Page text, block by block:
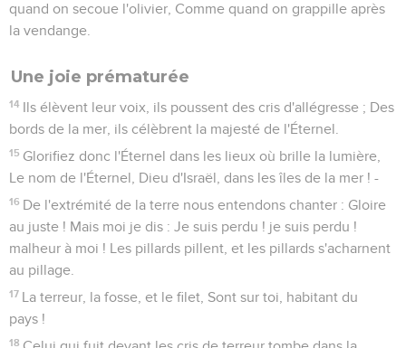
quand on secoue l'olivier, Comme quand on grappille après
la vendange.
Une joie prématurée
14 Ils élèvent leur voix, ils poussent des cris d'allégresse ; Des
bords de la mer, ils célèbrent la majesté de l'Éternel.
15 Glorifiez donc l'Éternel dans les lieux où brille la lumière,
Le nom de l'Éternel, Dieu d'Israël, dans les îles de la mer ! -
16 De l'extrémité de la terre nous entendons chanter : Gloire
au juste ! Mais moi je dis : Je suis perdu ! je suis perdu !
malheur à moi ! Les pillards pillent, et les pillards s'acharnent
au pillage.
17 La terreur, la fosse, et le filet, Sont sur toi, habitant du
pays !
18